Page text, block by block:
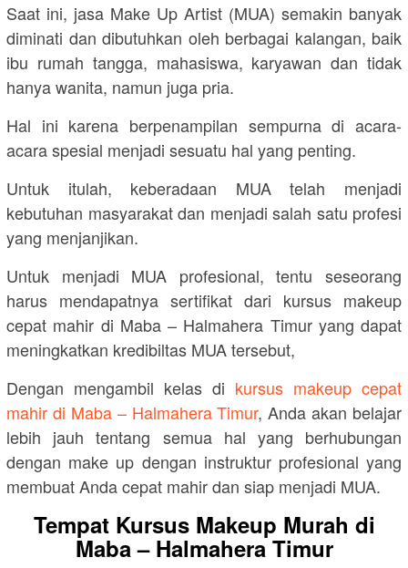
Saat ini, jasa Make Up Artist (MUA) semakin banyak
diminati dan dibutuhkan oleh berbagai kalangan, baik
ibu rumah tangga, mahasiswa, karyawan dan tidak
hanya wanita, namun juga pria.
Hal ini karena berpenampilan sempurna di acara-
acara spesial menjadi sesuatu hal yang penting.
Untuk itulah, keberadaan MUA telah menjadi
kebutuhan masyarakat dan menjadi salah satu profesi
yang menjanjikan.
Untuk menjadi MUA profesional, tentu seseorang
harus mendapatnya sertifikat dari kursus makeup
cepat mahir di Maba – Halmahera Timur yang dapat
meningkatkan kredibiltas MUA tersebut,
Dengan mengambil kelas di kursus makeup cepat
mahir di Maba – Halmahera Timur, Anda akan belajar
lebih jauh tentang semua hal yang berhubungan
dengan make up dengan instruktur profesional yang
membuat Anda cepat mahir dan siap menjadi MUA.
Tempat Kursus Makeup Murah di
Maba – Halmahera Timur